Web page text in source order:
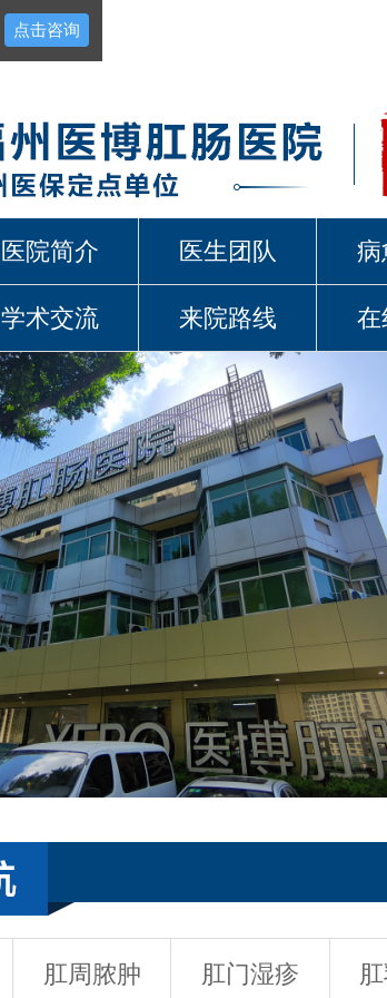
医院简介 医生团队 病
学术交流 来院路线 在
肛周脓肿 肛门湿疹
点击咨询